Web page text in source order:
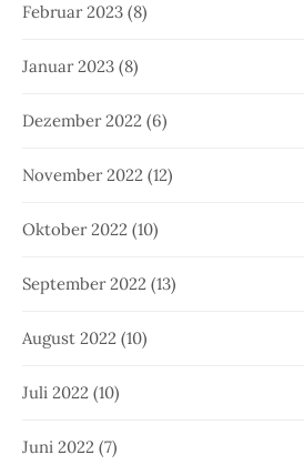
Februar 2023 (8)
Januar 2023 (8)
Dezember 2022 (6)
November 2022 (12)
Oktober 2022 (10)
September 2022 (13)
August 2022 (10)
Juli 2022 (10)
Juni 2022 (7)